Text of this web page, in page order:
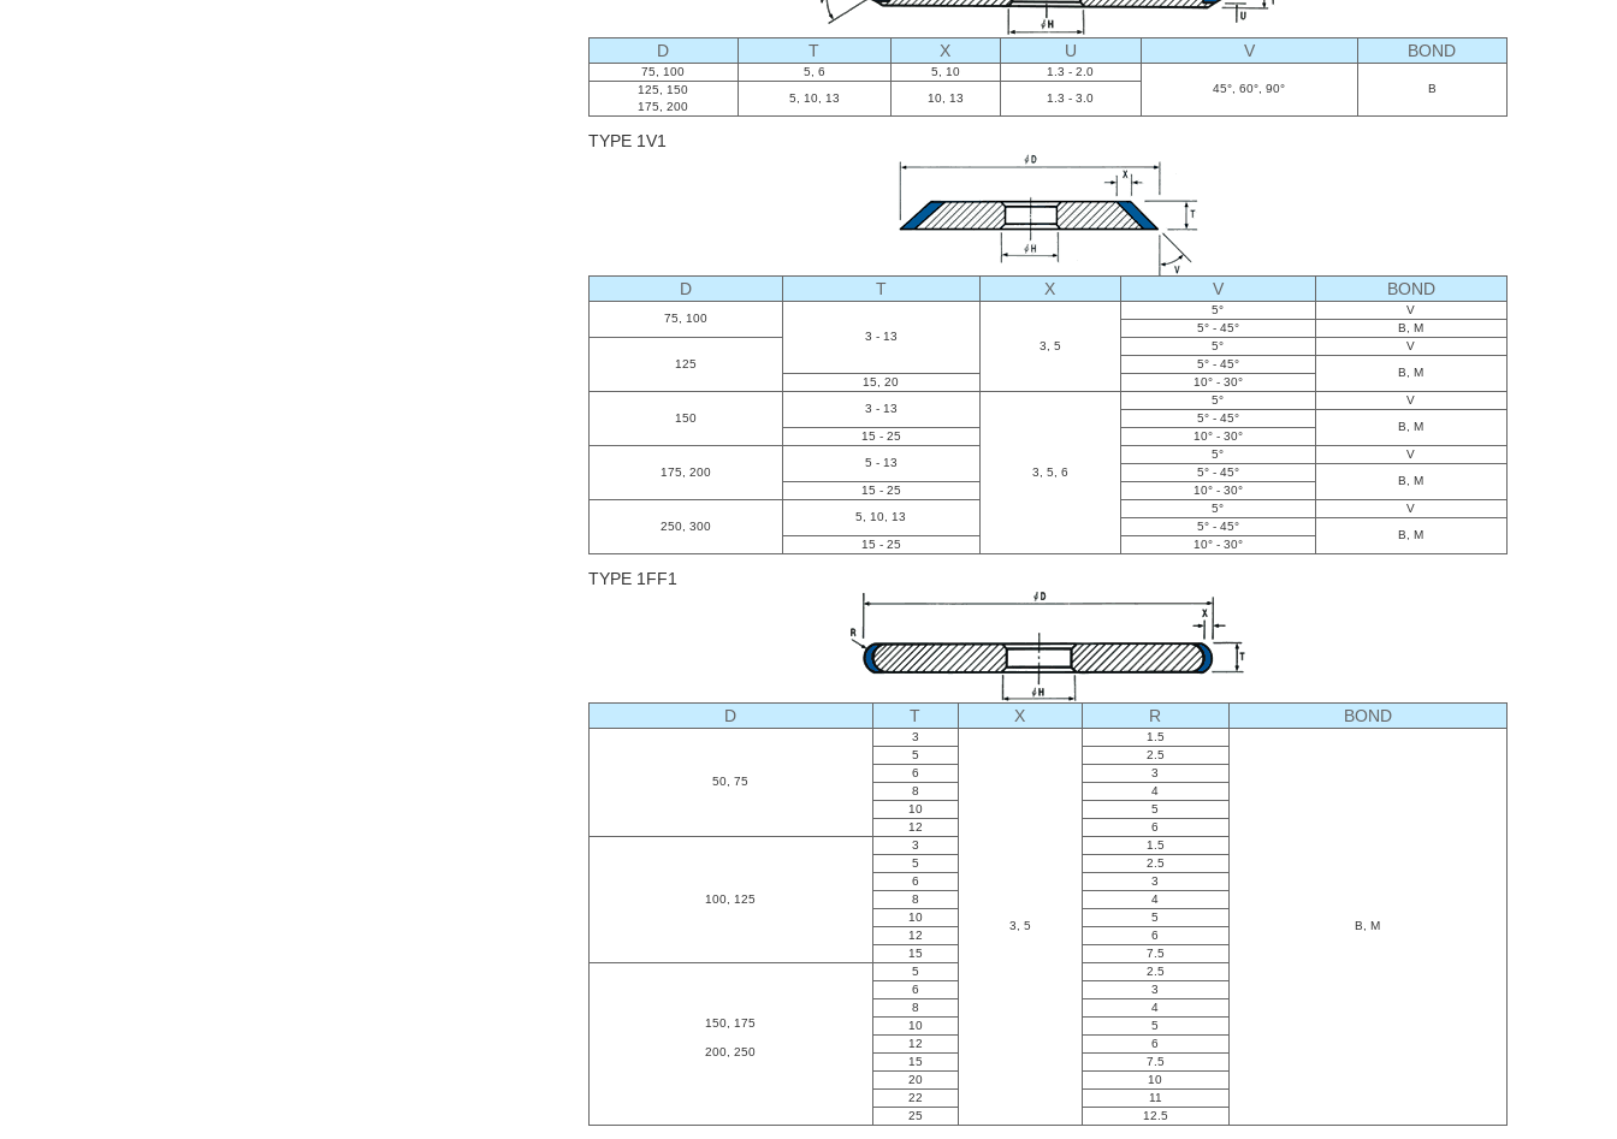
D T X U V BOND
75, 100 5, 6 5, 10
1.3 - 2.0
45°, 60°, 90°
B
125, 150
175, 200
5, 10, 13 10, 13 1.3 - 3.0
TYPE 1V1
D T X V BOND
75, 100
3 - 13
3, 5
5°
V
5° - 45°
B, M
125
5°
V
5° - 45°
B, M
15, 20 10° - 30°
150
3 - 13
3, 5, 6
5°
V
5° - 45°
B, M
15 - 25 10° - 30°
175, 200
5 - 13
5°
V
5° - 45°
B, M
15 - 25 10° - 30°
250, 300
5, 10, 13
5°
V
5° - 45°
B, M
15 - 25 10° - 30°
TYPE 1FF1
D T X R BOND
50, 75
3
3, 5
1.5
B, M
5
2.5
6
3
8
4
10
5
12
6
100, 125
3
1.5
5
2.5
6
3
8
4
10
5
12
6
15
7.5
150, 175
200, 250
5
2.5
6
3
8
4
10
5
12
6
15
7.5
20
10
22
11
25
12.5